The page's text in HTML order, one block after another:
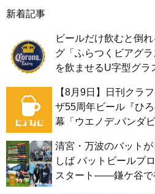
新着記事
ビールだけ飲むと倒
グ「ふらつくビアグ
を飲ませるU字型グ
【8月9日】日刊クラ
ザ55周年ビール『ひ
幕「ウエノデ.パンダ
清宮・万波のバット
しば バットビールプ
スタート——鎌ケ谷で